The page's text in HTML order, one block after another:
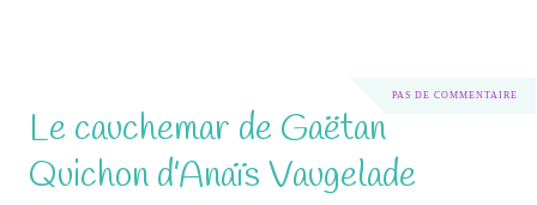
PAS DE COMMENTAIRE
Le cauchemar de Gaëtan
Quichon d’Anaïs Vaugelade